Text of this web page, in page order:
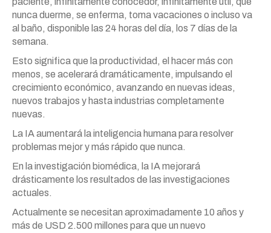
nunca duerme, se enferma, toma vacaciones o incluso va
al baño, disponible las 24 horas del día, los 7 días de la
semana.
Esto significa que la productividad, el hacer más con
menos, se acelerará dramáticamente, impulsando el
crecimiento económico, avanzando en nuevas ideas,
nuevos trabajos y hasta industrias completamente
nuevas.
La IA aumentará la inteligencia humana para resolver
problemas mejor y más rápido que nunca.
En la investigación biomédica, la IA mejorará
drásticamente los resultados de las investigaciones
actuales.
Actualmente se necesitan aproximadamente 10 años y
más de USD 2.500 millones para que un nuevo